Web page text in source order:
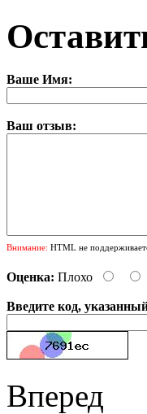
Ваше Имя:
Ваш отзыв:
Внимание: HTML не
Оценка: Плохо
Введите код,
Вперед